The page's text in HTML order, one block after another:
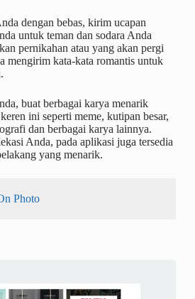
dengan bebas, kirim ucapan
untuk teman dan sodara Anda
pernikahan atau yang akan pergi
mengirim kata-kata romantis untuk
buat berbagai karya menarik
ini seperti meme, kutipan besar,
dan berbagai karya lainnya.
Anda, pada aplikasi juga tersedia
yang menarik.
Photo